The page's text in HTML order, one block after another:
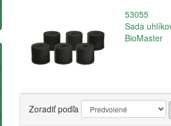
53055
Sada
BioMaster
Zoradiť podľa